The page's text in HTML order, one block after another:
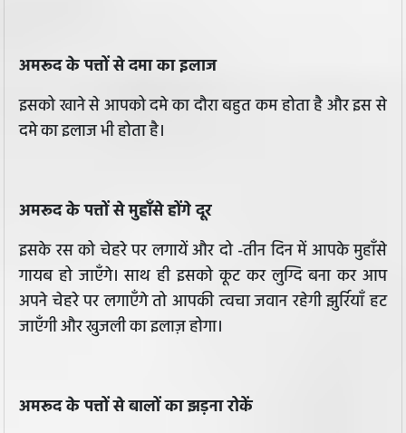
अमरूद के पत्तों से दमा का इलाज
इसको खाने से आपको दमे का दौरा बहुत कम होता है और इस से
दमे का इलाज भी होता है।
अमरूद के पत्तों से मुहाँसे होंगे दूर
इसके रस को चेहरे पर लगायें और दो -तीन दिन में आपके मुहाँसे
गायब हो जाएँगे। साथ ही इसको कूट कर लुग्दि बना कर आप
अपने चेहरे पर लगाएँगे तो आपकी त्वचा जवान रहेगी झुर्रियाँ हट
जाएँगी और खुजली का इलाज़ होगा।
अमरूद के पत्तों से बालों का झड़ना रोकें